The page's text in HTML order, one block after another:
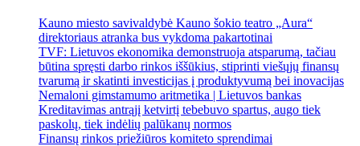
Kauno miesto savivaldybė Kauno šokio teatro „Aura“
direktoriaus atranka bus vykdoma pakartotinai
TVF: Lietuvos ekonomika demonstruoja atsparumą, tačiau
būtina spręsti darbo rinkos iššūkius, stiprinti viešųjų finansų
tvarumą ir skatinti investicijas į produktyvumą bei inovacijas
Nemaloni gimstamumo aritmetika | Lietuvos bankas
Kreditavimas antrąjį ketvirtį tebebuvo spartus, augo tiek
paskolų, tiek indėlių palūkanų normos
Finansų rinkos priežiūros komiteto sprendimai